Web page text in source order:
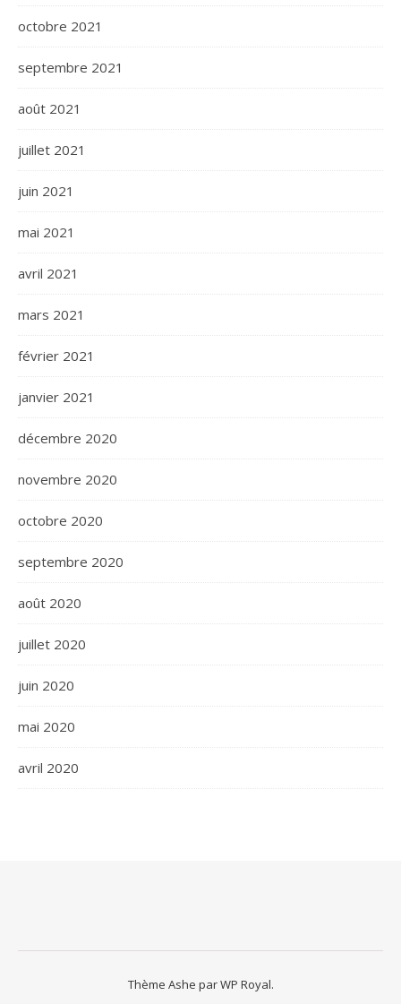
octobre 2021
septembre 2021
août 2021
juillet 2021
juin 2021
mai 2021
avril 2021
mars 2021
février 2021
janvier 2021
décembre 2020
novembre 2020
octobre 2020
septembre 2020
août 2020
juillet 2020
juin 2020
mai 2020
avril 2020
Thème Ashe parWP Royal.